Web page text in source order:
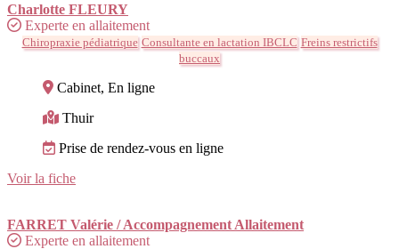
Charlotte FLEURY
Experte en allaitement
Chiropraxie pédiatrique Consultante en lactation IBCLC Freins restrictifs
buccaux
Cabinet, En ligne
Thuir
Prise de rendez-vous en ligne
Voir la fiche
FARRET Valérie / Accompagnement Allaitement
Experte en allaitement